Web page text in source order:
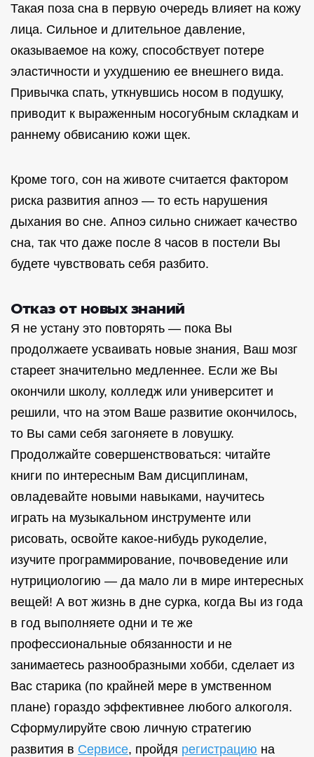
Такая поза сна в первую очередь влияет на кожу
лица. Сильное и длительное давление,
оказываемое на кожу, способствует потере
эластичности и ухудшению ее внешнего вида.
Привычка спать, уткнувшись носом в подушку,
приводит к выраженным носогубным складкам и
раннему обвисанию кожи щек.
Кроме того, сон на животе считается фактором
риска развития апноэ — то есть нарушения
дыхания во сне. Апноэ сильно снижает качество
сна, так что даже после 8 часов в постели Вы
будете чувствовать себя разбито.
Отказ от новых знаний
Я не устану это повторять — пока Вы
продолжаете усваивать новые знания, Ваш мозг
стареет значительно медленнее. Если же Вы
окончили школу, колледж или университет и
решили, что на этом Ваше развитие окончилось,
то Вы сами себя загоняете в ловушку.
Продолжайте совершенствоваться: читайте
книги по интересным Вам дисциплинам,
овладевайте новыми навыками, научитесь
играть на музыкальном инструменте или
рисовать, освойте какое-нибудь рукоделие,
изучите программирование, почвоведение или
нутрициологию — да мало ли в мире интересных
вещей! А вот жизнь в дне сурка, когда Вы из года
в год выполняете одни и те же
профессиональные обязанности и не
занимаетесь разнообразными хобби, сделает из
Вас старика (по крайней мере в умственном
плане) гораздо эффективнее любого алкоголя.
Сформулируйте свою личную стратегию
развития в Сервисе, пройдя регистрацию на